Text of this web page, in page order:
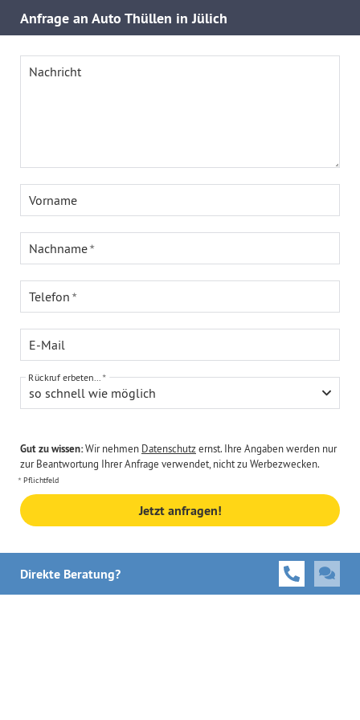
Anfrage an Auto Thüllen in Jülich
Nachricht
Vorname
Nachname
Telefon
E-Mail
so schnell wie möglich
Rückruf erbeten...
Gut zu wissen:Wir nehmen Datenschutzernst. Ihre Angaben werden nur
zur Beantwortung Ihrer Anfrage verwendet, nicht zu Werbezwecken.
Pflichtfeld
Jetzt anfragen!
Direkte Beratung?